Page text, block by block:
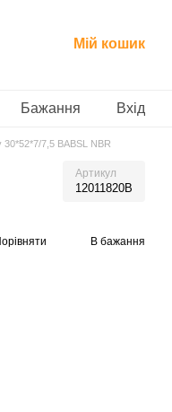
Мій кошик
Бажання Вхід
30*52*7/7,5 BABSL NBR
Артикул
12011820В
В бажання